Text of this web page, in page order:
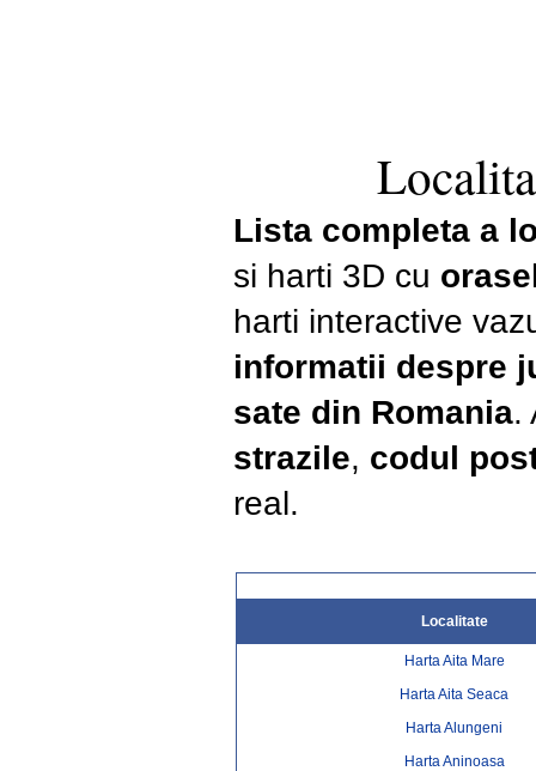
Lista completa a
si harti 3D cu
harti interactive
informatii despre
sate din Romania.
strazile, codul
real.
Localitate
Harta Aita Mare
Harta Aita Seaca
Harta Alungeni
Harta Aninoasa